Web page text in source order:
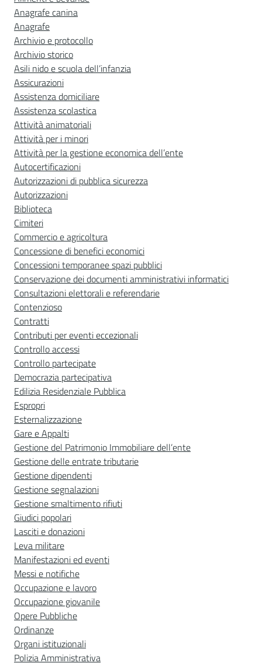
Anagrafe canina
Anagrafe
Archivio e protocollo
Archivio storico
Asili nido e scuola dell’infanzia
Assicurazioni
Assistenza domiciliare
Assistenza scolastica
Attività animatoriali
Attività per i minori
Attività per la gestione economica dell’ente
Autocertificazioni
Autorizzazioni di pubblica sicurezza
Autorizzazioni
Biblioteca
Cimiteri
Commercio e agricoltura
Concessione di benefici economici
Concessioni temporanee spazi pubblici
Conservazione dei documenti amministrativi informatici
Consultazioni elettorali e referendarie
Contenzioso
Contratti
Contributi per eventi eccezionali
Controllo accessi
Controllo partecipate
Democrazia partecipativa
Edilizia Residenziale Pubblica
Espropri
Esternalizzazione
Gare e Appalti
Gestione del Patrimonio Immobiliare dell’ente
Gestione delle entrate tributarie
Gestione dipendenti
Gestione segnalazioni
Gestione smaltimento rifiuti
Giudici popolari
Lasciti e donazioni
Leva militare
Manifestazioni ed eventi
Messi e notifiche
Occupazione e lavoro
Occupazione giovanile
Opere Pubbliche
Ordinanze
Organi istituzionali
Polizia Amministrativa